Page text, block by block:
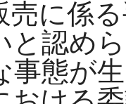
売に係
と認め
態が